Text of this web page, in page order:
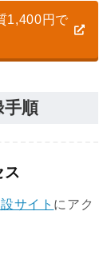
1,400円で
手順
ス
サイト にアク